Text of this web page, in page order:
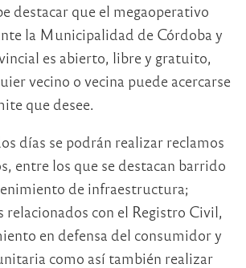
destacar que el megaoperativo
la Municipalidad de Córdoba y
es abierto, libre y gratuito,
vecino o vecina puede acercarse
que desee.
días se podrán realizar reclamos
entre los que se destacan barrido
de infraestructura;
con el Registro Civil,
en defensa del consumidor y
como así también realizar